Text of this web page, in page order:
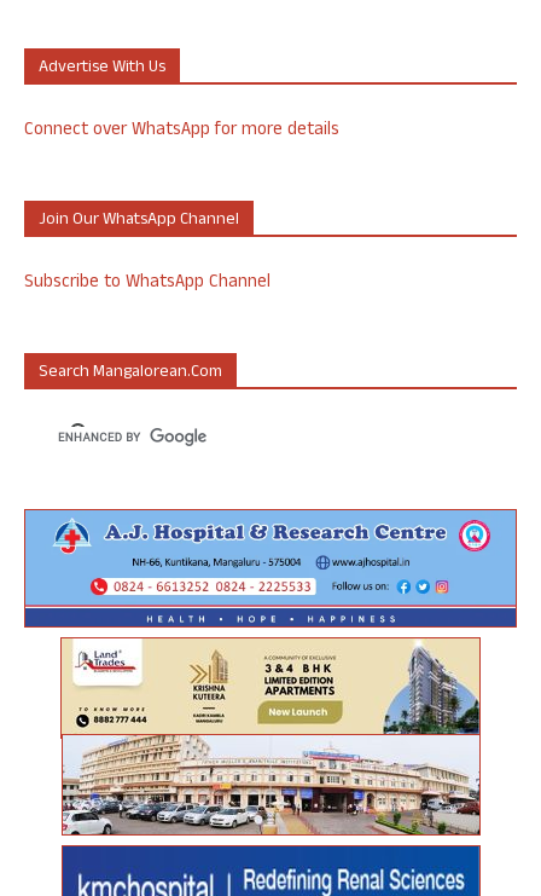
Advertise With Us
Connect over WhatsApp for more details
Join Our WhatsApp Channel
Subscribe to WhatsApp Channel
Search Mangalorean.com